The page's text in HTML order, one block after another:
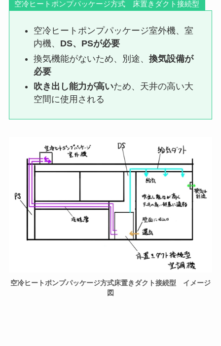
空冷ヒートポンプパッケージ方式 床置きダクト接続型
空冷ヒートポンプパッケージ室外機、室
内機、 DS、PSが必要
換気機能がないため、別途、換気設備が
必要
吹き出し能力が高いため、天井の高い大
空間に使用される
空冷ヒートポンプパッケージ方式床置きダクト接続型 イメージ
図